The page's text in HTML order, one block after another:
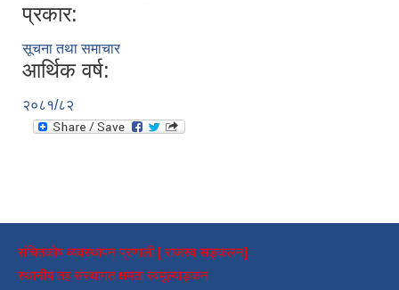
प्रकार:
सूचना तथा समाचार
आर्थिक वर्ष:
२०८१/८२
संचितकोष व्यवस्थापन प्रणाली [ राजस्व सङ्कलन]
स्थानीय तह संस्थागत क्षमता स्वमूल्याङ्कन